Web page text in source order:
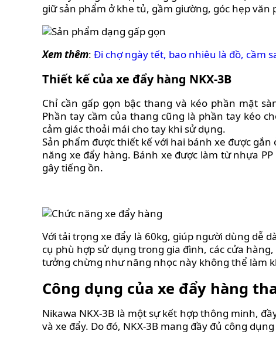
giữ sản phẩm ở khe tủ, gầm giường, góc hẹp văn
Xem thêm: Đi chợ ngày tết, bao nhiêu là đồ, cầm
Thiết kế của xe đẩy hàng NKX-3B
Chỉ cần gấp gọn bậc thang và kéo phần mặt
Phần tay cầm của thang cũng là phần tay kéo
cảm giác thoải mái cho tay khi sử dụng.
Sản phẩm được thiết kế với hai bánh xe được
năng xe đẩy hàng. Bánh xe được làm từ nhựa
gây tiếng ồn.
Với tải trọng xe đẩy là 60kg, giúp người dùng dễ
cụ phù hợp sử dụng trong gia đình, các cửa
tưởng chừng như năng nhọc này không thể làm
Công dụng của xe đẩy hàng
Nikawa NKX-3B là một sự kết hợp thông minh,
và xe đẩy. Do đó, NKX-3B mang đầy đủ công